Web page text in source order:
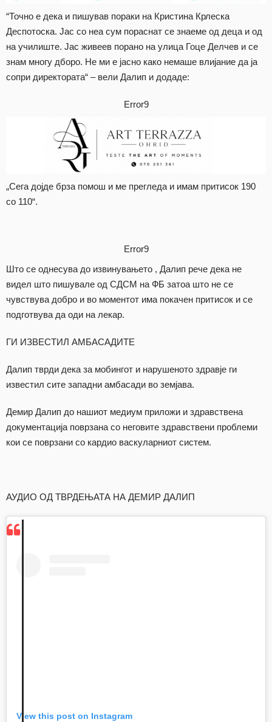
“Точно е дека и пишував пораки на Кристина Крлеска
Деспотоска. Јас со неа сум пораснат се знаеме од деца и од
на училиште. Јас живеев порано на улица Гоце Делчев и се
знам многу дборо. Не ми е јасно како немаше влијание да ја
сопри директората“ – вели Далип и додаде:
Error9
„Сега дојде брза помош и ме прегледа и имам притисок 190
со 110“.
Error9
Што се однесува до извинувањето , Далип рече дека не
видел што пишувале од СДСМ на ФБ затоа што не се
чувствува добро и во моментот има покачен притисок и се
подготвува да оди на лекар.
ГИ ИЗВЕСТИЛ АМБАСАДИТЕ
Далип тврди дека за мобингот и нарушеното здравје ги
известил сите западни амбасади во земјава.
Демир Далип до нашиот медиум приложи и здравствена
документација поврзана со неговите здравствени проблеми
кои се поврзани со кардио васкуларниот систем.
АУДИО ОД ТВРДЕЊАТА НА ДЕМИР ДАЛИП
View this post on Instagram